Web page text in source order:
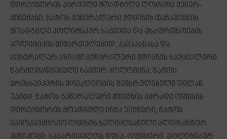
დირექტორის პირველი მოადგილე ლორენც მეიერ-
მინემანი; ნატოს გენერალური მდივნის თანაშემწის
მოადგილე პოლიტიკურ საქმეთა და უსაფრთხოების
პოლიტიკის მიმართულებით, კავკასიასა და
ცენტრალურ აზიაში გენერალური მდივნის სპეციალური
წარმომადგენელი ხავიერ კოლომინა; ნატოს
პრესსპიკერის მოვალეობის შემსრულებელი დილან
უაიტი; ნატოს გენერალური მდივნის პირადი ოფისის
დირექტორის მოადგილე ინგა უეგნერი; ნატოს
სამოკავშირეო ოფისის ხელმძღვანელი ალექსანდერ
ვინიკოვი; საქართველოს დესკ-ოფიცერი, პოლიტიკურ